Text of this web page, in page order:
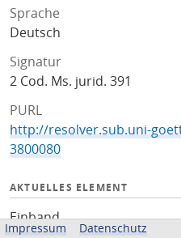
Sprache
Deutsch
Signatur
2 Cod. Ms. jurid. 391
PURL
http://resolver.sub.uni-
3800080
AKTUELLES ELEMENT
Einband
Impressum Datenschutz